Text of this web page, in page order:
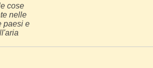
cose
nelle
paesi e